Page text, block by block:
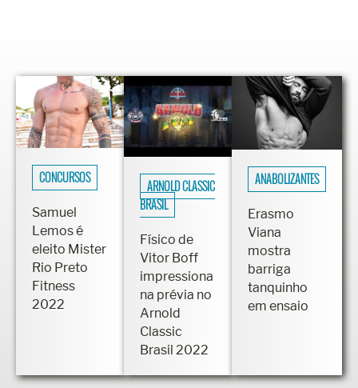
CONCURSOS
Samuel
Lemos é
eleito Mister
Rio Preto
Fitness
2022
ARNOLD CLASSIC
BRASIL
Físico de
Vitor Boff
impressiona
na prévia no
Arnold
Classic
Brasil 2022
ANABOLIZANTES
Erasmo
Viana
mostra
barriga
tanquinho
em ensaio